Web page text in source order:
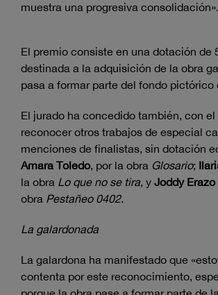
muestra una progresiva consolidación».
El premio consiste en una dotación de
destinada a la adquisición de la obra
pasa a formar parte del fondo pictórico
El jurado ha concedido también, con el
reconocer otros trabajos de especial
menciones de finalistas, sin dotación
Amara Toledo, por la obra Glosario;
la obra Lo que no se tira, y Joddy Erazo
obra Pestañeo 0402.
La galardonada
La galardona ha manifestado que
contenta por este reconocimiento,